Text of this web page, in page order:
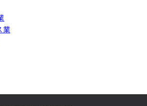
業